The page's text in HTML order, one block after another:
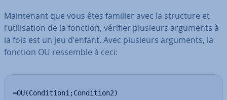
Main­te­nant que vous êtes familier avec la structure et
l’uti­li­sa­tion de la fonction, vérifier plusieurs arguments à
la fois est un jeu d’enfant. Avec plusieurs arguments, la
fonction OU ressemble à ceci:
=OU(Condition1;Condition2)